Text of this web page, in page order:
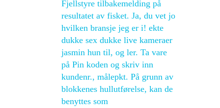
Fjellstyre tilbakemelding på
resultatet av fisket. Ja, du vet jo
hvilken bransje jeg er i! ekte
dukke sex dukke live kameraer
jasmin hun til, og ler. Ta vare
på Pin koden og skriv inn
kundenr., målepkt. På grunn av
blokkenes hullutførelse, kan de
benyttes som